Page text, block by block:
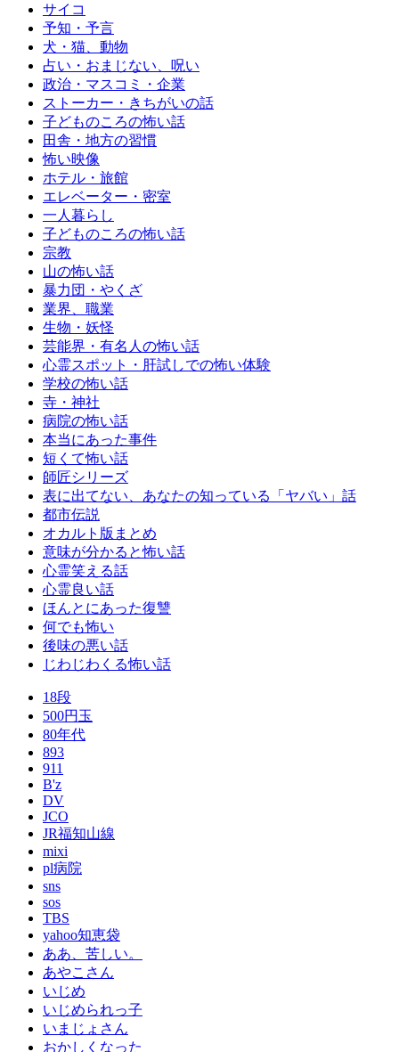
サイコ
予知・予言
犬・猫、動物
占い・おまじない、呪い
政治・マスコミ・企業
ストーカー・きちがいの話
子どものころの怖い話
田舎・地方の習慣
怖い映像
ホテル・旅館
エレベーター・密室
一人暮らし
子どものころの怖い話
宗教
山の怖い話
暴力団・やくざ
業界、職業
生物・妖怪
芸能界・有名人の怖い話
心霊スポット・肝試しでの怖い体験
学校の怖い話
寺・神社
病院の怖い話
本当にあった事件
短くて怖い話
師匠シリーズ
表に出てない、あなたの知っている「ヤバい」話
都市伝説
オカルト版まとめ
意味が分かると怖い話
心霊笑える話
心霊良い話
ほんとにあった復讐
何でも怖い
後味の悪い話
じわじわくる怖い話
18段
500円玉
80年代
893
911
B'z
DV
JCO
JR福知山線
mixi
pl病院
sns
sos
TBS
yahoo知恵袋
ああ、苦しい。
あやこさん
いじめ
いじめられっ子
いまじょさん
おかしくなった